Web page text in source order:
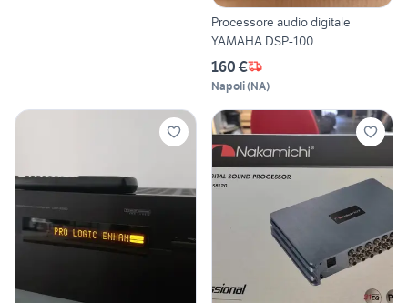
Processore audio digitale
YAMAHA DSP-100
160 €
Napoli(NA)